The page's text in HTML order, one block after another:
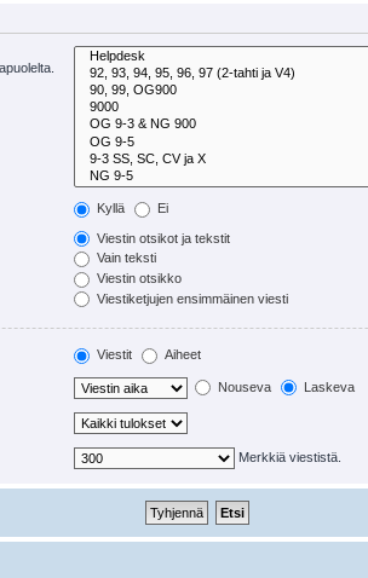
Kyllä Ei
Viestin otsikot ja tekstit
Vain teksti
Viestin otsikko
Viestiketjujen ensimmäinen viesti
Viestit Aiheet
Nouseva Laskeva
Merkkiä viestistä.